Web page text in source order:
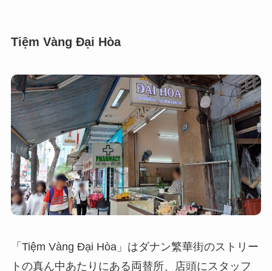
Tiệm Vàng Đại Hòa
「Tiệm Vàng Đại Hòa」はダナン繁華街のストリー
トの真ん中あたりにある両替所、店頭にスタッフ